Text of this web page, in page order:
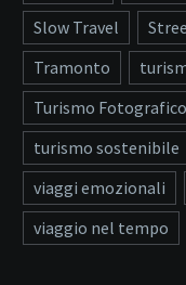
Slow Travel
Tramonto
Turismo Fotografico
turismo sostenibile
viaggi emozionali
viaggio nel tempo